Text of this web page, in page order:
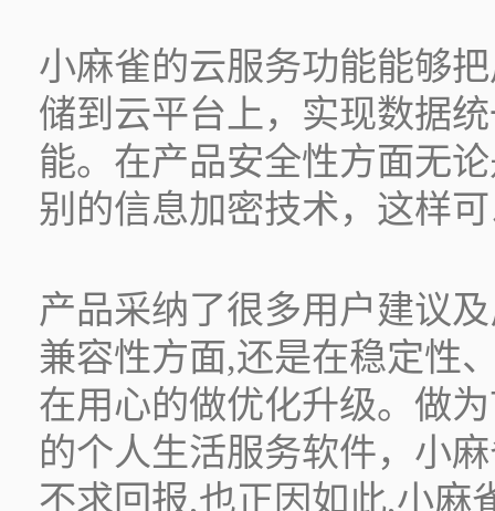
小麻雀的云服务功能能够
储到云平台上，实现数据
能。在产品安全性方面无
别的信息加密技术，这样
产品采纳了很多用户建议
兼容性方面,还是在稳定性
在用心的做优化升级。做
的个人生活服务软件，小
不求回报,也正因如此,小麻